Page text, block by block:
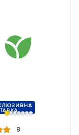
8